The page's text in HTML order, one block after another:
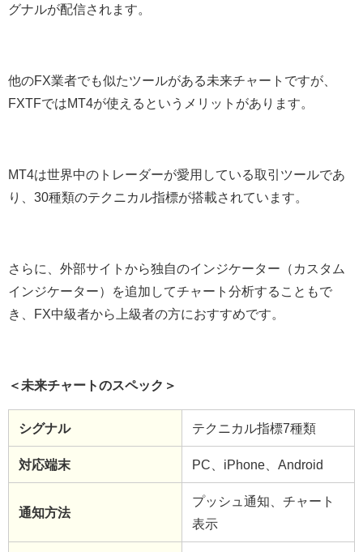
グナルが配信されます。
他のFX業者でも似たツールがある未来チャートですが、
FXTFではMT4が使えるというメリットがあります。
MT4は世界中のトレーダーが愛用している取引ツールであ
り、30種類のテクニカル指標が搭載されています。
さらに、外部サイトから独自のインジケーター（カスタム
インジケーター）を追加してチャート分析することもで
き、FX中級者から上級者の方におすすめです。
＜未来チャートのスペック＞
シグナル テクニカル指標7種類
対応端末 PC、iPhone、Android
通知方法
プッシュ通知、チャート
表示